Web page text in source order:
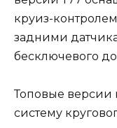
круиз-
задними
бесключевого
Топовые версии
систему